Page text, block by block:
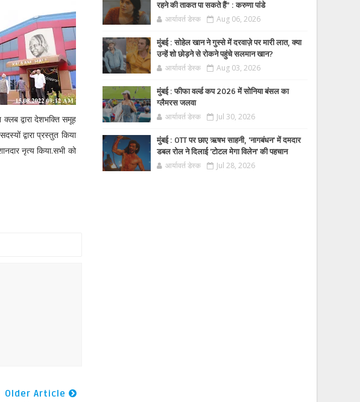
द्वारा देशभक्ति समूह
द्वारा प्रस्तुत किया
नृत्य किया.सभी को
Older Article
रहने की ताकत पा सकते हैं” : करुणा पांडे
आर्यावर्त डेस्क Aug 06, 2026
मुंबई : सोहेल खान ने गुस्से में दरवाज़े पर मारी लात, क्या
उन्हें शो छोड़ने से रोकने पहुंचे सलमान खान?
आर्यावर्त डेस्क Aug 03, 2026
मुंबई : फीफा वर्ल्ड कप 2026 में सोनिया बंसल का
ग्लैमरस जलवा
आर्यावर्त डेस्क Jul 30, 2026
मुंबई : OTT पर छाए ऋषभ साहनी, 'नागबंधन' में दमदार
डबल रोल ने दिलाई 'टोटल मेगा विलेन' की पहचान
आर्यावर्त डेस्क Jul 28, 2026